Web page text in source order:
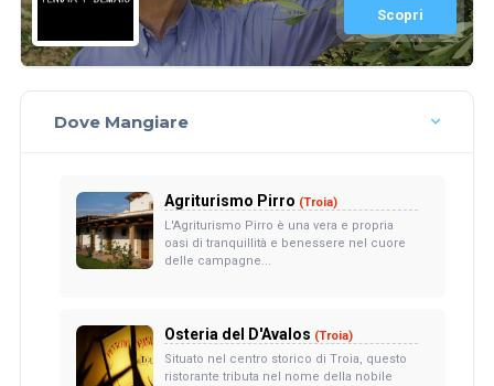
Scopri
Dove Mangiare
Agriturismo Pirro (Troia)
L'Agriturismo Pirro è una vera e propria
oasi di tranquillità e benessere nel cuore
delle campagne...
Osteria del D'Avalos (Troia)
Situato nel centro storico di Troia, questo
ristorante tributa nel nome della nobile